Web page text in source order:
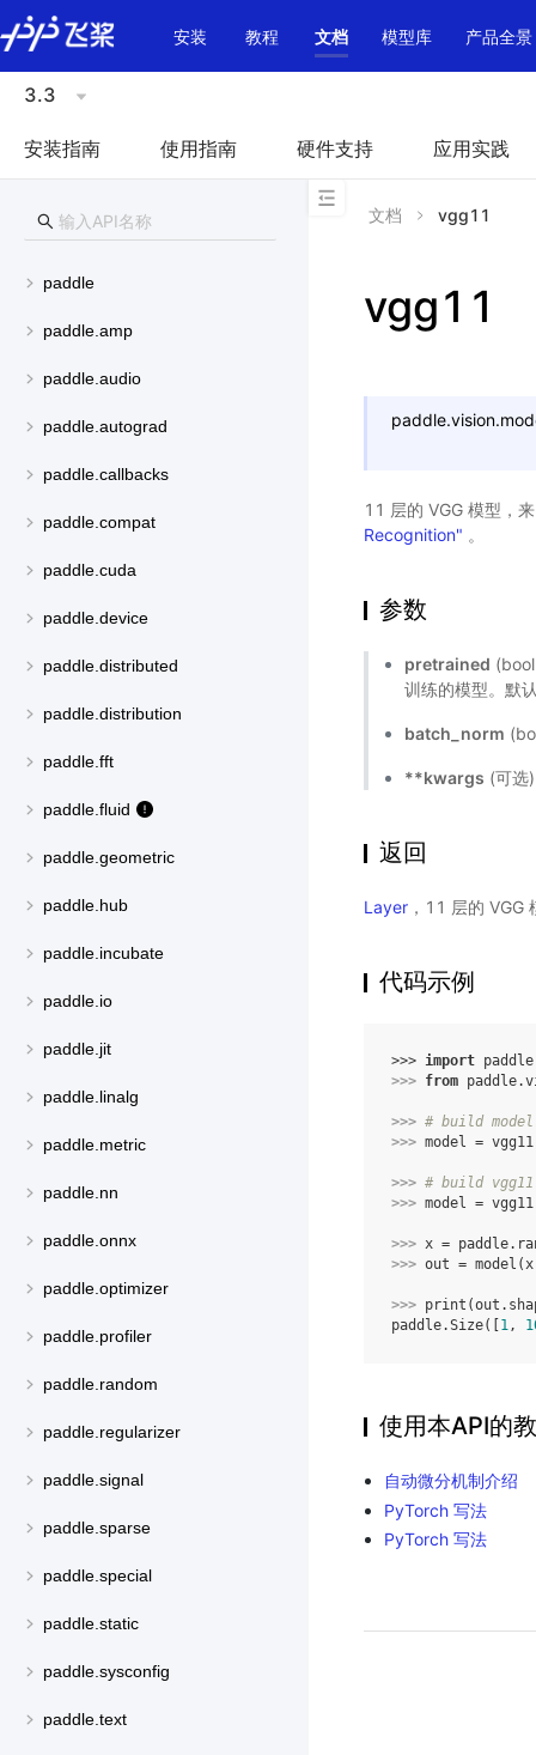
\u200E
安装
教程 文档 模型库 产品全景
3.3
安装指南 使用指南 硬件支持 应用实践
paddle
paddle.amp
paddle.audio
paddle.autograd
paddle.callbacks
paddle.compat
paddle.cuda
paddle.device
paddle.distributed
paddle.distribution
paddle.fft
paddle.fluid
paddle.geometric
paddle.hub
paddle.incubate
paddle.io
paddle.jit
paddle.linalg
paddle.metric
paddle.nn
paddle.onnx
paddle.optimizer
paddle.profiler
paddle.random
paddle.regularizer
paddle.signal
paddle.sparse
paddle.special
paddle.static
paddle.sysconfig
paddle.text
文档 vgg11
vgg11
11 层的 VGG 模型，
Recognition" 。
参数
pretrained
训练的模型。默
batch_norm
**kwargs (可选
返回
Layer ，11 层的 VGG
代码示例
>>> import paddle
>>> from
>>> # build model
>>> model = vgg11
>>> # build vgg11
>>> model = vgg11
>>> x = paddle.
>>> out = model (x
>>> print (out .
paddle.Size([ 1,
使用本API的
自动微分机制介绍
PyTorch 写法
PyTorch 写法